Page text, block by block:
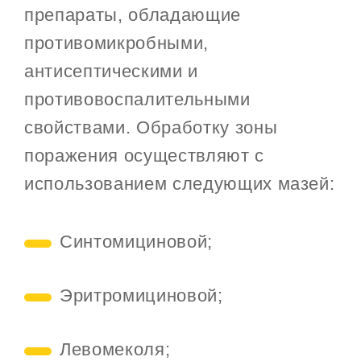
препараты, обладающие
противомикробными,
антисептическими и
противовоспалительными
свойствами. Обработку зоны
поражения осуществляют с
использованием следующих мазей:
Синтомициновой;
Эритромициновой;
Левомеколя;